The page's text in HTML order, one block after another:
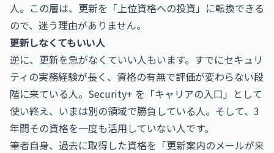
人。この層は、更新を「上位資格への投資」に転換できる
ので、迷う理由がありません。
更新しなくてもいい人
逆に、更新を急がなくていい人もいます。すでにセキュリ
ティの実務経験が長く、資格の有無で評価が変わらない段
階に来ている人。Security+ を「キャリアの入口」として
使い終え、いまは別の領域で勝負している人。そして、3
年間その資格を一度も活用していない人です。
筆者自身、過去に取得した資格を「更新案内のメールが来